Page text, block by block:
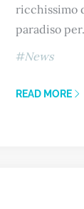
ricchissimo
paradiso
News
READ MORE